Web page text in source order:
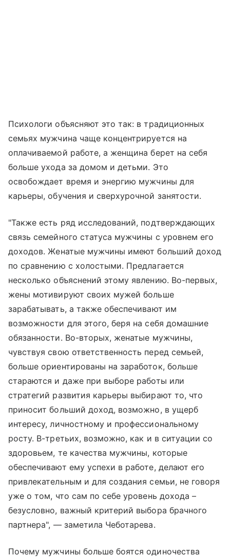
Психологи объясняют это так: в традиционных
семьях мужчина чаще концентрируется на
оплачиваемой работе, а женщина берет на себя
больше ухода за домом и детьми. Это
освобождает время и энергию мужчины для
карьеры, обучения и сверхурочной занятости.
"Также есть ряд исследований, подтверждающих
связь семейного статуса мужчины с уровнем его
доходов. Женатые мужчины имеют больший доход
по сравнению с холостыми. Предлагается
несколько объяснений этому явлению. Во-первых,
жены мотивируют своих мужей больше
зарабатывать, а также обеспечивают им
возможности для этого, беря на себя домашние
обязанности. Во-вторых, женатые мужчины,
чувствуя свою ответственность перед семьей,
больше ориентированы на заработок, больше
стараются и даже при выборе работы или
стратегий развития карьеры выбирают то, что
приносит больший доход, возможно, в ущерб
интересу, личностному и профессиональному
росту. В-третьих, возможно, как и в ситуации со
здоровьем, те качества мужчины, которые
обеспечивают ему успехи в работе, делают его
привлекательным и для создания семьи, не говоря
уже о том, что сам по себе уровень дохода –
безусловно, важный критерий выбора брачного
партнера", — заметила Чеботарева.
Почему мужчины больше боятся одиночества